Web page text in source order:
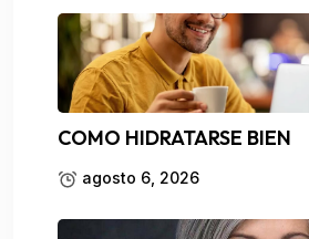
COMO HIDRATARSE BIEN
agosto 6, 2026